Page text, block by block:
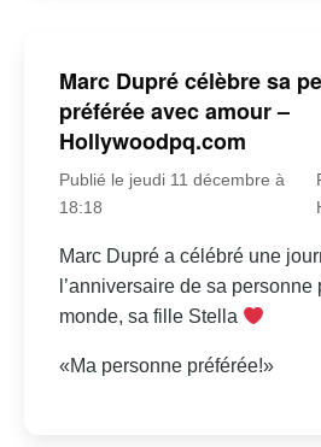
Marc Dupré célèbre sa
préférée avec amour –
Hollywoodpq.com
Publié le jeudi 11 décembre à
18:18
Marc Dupré a célébré une
l’anniversaire de sa personne
monde, sa fille Stella
«Ma personne préférée!»